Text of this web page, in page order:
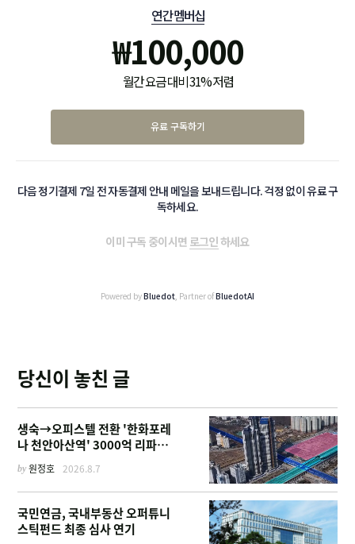
연간 멤버십
₩100,000
월간 요금 대비 31% 저렴
유료 구독하기
다음 정기결제 7일 전 자동결제 안내 메일을 보내드립니다. 걱정 없이 유료 구
독하세요.
이미 구독 중이시면 로그인하세요
Powered byBluedot , Partner ofBluedotAI
당신이 놓친 글
생숙→오피스텔 전환 '한화포레
나 천안아산역' 3000억 리파이
낸싱
by원정호 2026.8.7
국민연금, 국내부동산 오퍼튜니
스틱펀드 최종 심사 연기